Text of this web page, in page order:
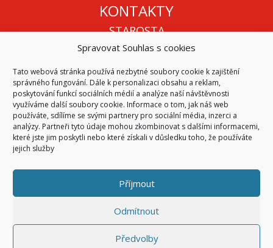
Spravovat Souhlas s cookies
Tato webová stránka používá nezbytné soubory cookie k zajištění
správného fungování. Dále k personalizaci obsahu a reklam,
poskytování funkcí sociálních médií a analýze naší návštěvnosti
využíváme další soubory cookie. Informace o tom, jak náš web
používáte, sdílíme se svými partnery pro sociální média, inzerci a
analýzy. Partneři tyto údaje mohou zkombinovat s dalšími informacemi,
které jste jim poskytli nebo které získali v důsledku toho, že používáte
jejich služby
Příjmout
Odmítnout
Předvolby
KONTAKTY
STAROSTA
Mgr. Roman Vala
info@oukojetice.cz
ÚŘEDNÍ HODINY
Po, St: 15:30 - 16:30
Všechny kontakty | Kde nás najdete
© 2026Obec Kojetice na Moravě
Všechna práva vyhrazena
Code & Design bySymphony Digital